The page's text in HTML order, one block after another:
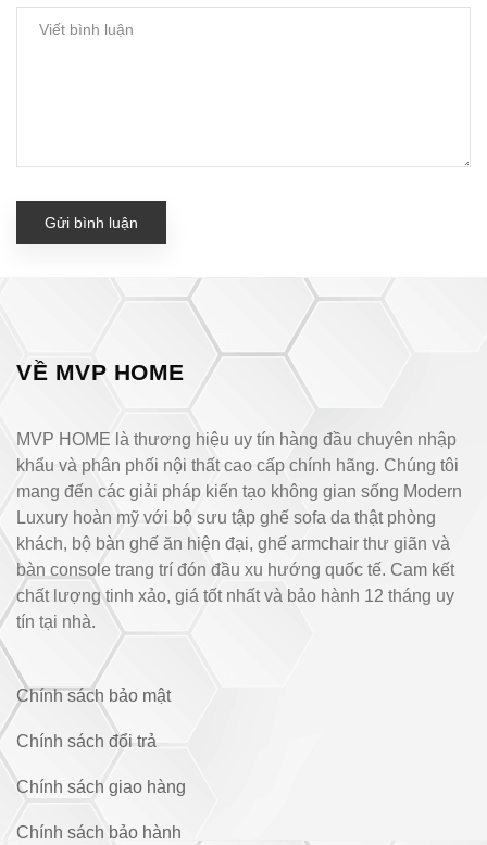
Gửi bình luận
VỀ MVP HOME
MVP HOME là thương hiệu uy tín hàng đầu chuyên nhập
khẩu và phân phối nội thất cao cấp chính hãng. Chúng tôi
mang đến các giải pháp kiến tạo không gian sống Modern
Luxury hoàn mỹ với bộ sưu tập ghế sofa da thật phòng
khách, bộ bàn ghế ăn hiện đại, ghế armchair thư giãn và
bàn console trang trí đón đầu xu hướng quốc tế. Cam kết
chất lượng tinh xảo, giá tốt nhất và bảo hành 12 tháng uy
tín tại nhà.
Chính sách bảo mật
Chính sách đổi trả
Chính sách giao hàng
Chính sách bảo hành